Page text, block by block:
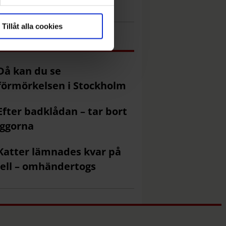
Tillåt alla cookies
ledarna
läst just nu
kan du se
i Stockholm
badklådan – tar bort
lämnades kvar på
– omhändertogs